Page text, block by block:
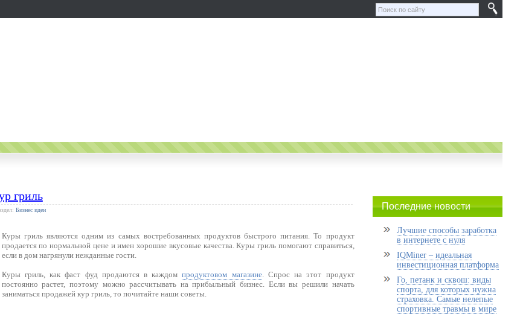
гриль
Бизнес идеи
Куры гриль являются одним из самых востребованных продуктов быстрого питания. То продукт
продается по нормальной цене и имен хорошие вкусовые качества. Куры гриль помогают справиться,
если в дом нагрянули нежданные гости.
Куры гриль, как фаст фуд продаются в каждомпродуктовом магазине. Спрос на этот продукт
постоянно растет, поэтому можно рассчитывать на прибыльный бизнес. Если вы решили начать
заниматься продажей кур гриль, то почитайте наши советы.
Последние новости
Лучшие способы заработка
в интернете с нуля
IQMiner – идеальная
инвестиционная платформа
Го, петанк и сквош: виды
спорта, для которых нужна
страховка. Самые нелепые
спортивные травмы в мире